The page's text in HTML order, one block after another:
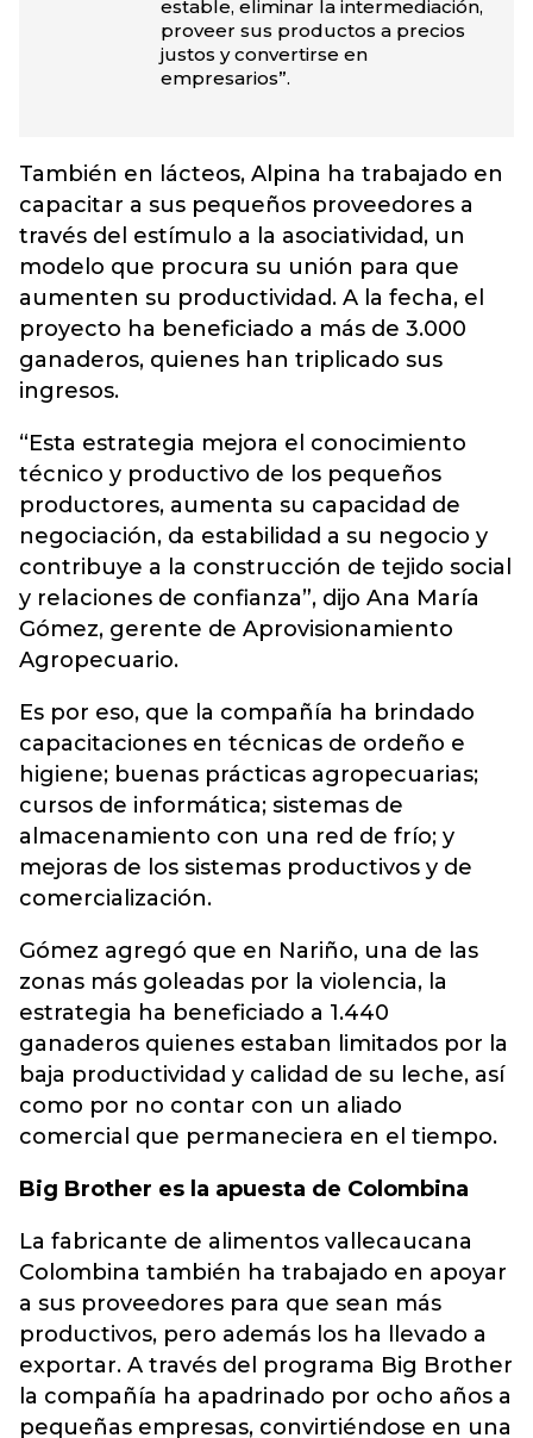
estable, eliminar la intermediación,
proveer sus productos a precios
justos y convertirse en
empresarios”.
También en lácteos, Alpina ha trabajado en
capacitar a sus pequeños proveedores a
través del estímulo a la asociatividad, un
modelo que procura su unión para que
aumenten su productividad. A la fecha, el
proyecto ha beneficiado a más de 3.000
ganaderos, quienes han triplicado sus
ingresos.
“Esta estrategia mejora el conocimiento
técnico y productivo de los pequeños
productores, aumenta su capacidad de
negociación, da estabilidad a su negocio y
contribuye a la construcción de tejido social
y relaciones de confianza”, dijo Ana María
Gómez, gerente de Aprovisionamiento
Agropecuario.
Es por eso, que la compañía ha brindado
capacitaciones en técnicas de ordeño e
higiene; buenas prácticas agropecuarias;
cursos de informática; sistemas de
almacenamiento con una red de frío; y
mejoras de los sistemas productivos y de
comercialización.
Gómez agregó que en Nariño, una de las
zonas más goleadas por la violencia, la
estrategia ha beneficiado a 1.440
ganaderos quienes estaban limitados por la
baja productividad y calidad de su leche, así
como por no contar con un aliado
comercial que permaneciera en el tiempo.
Big Brother es la apuesta de Colombina
La fabricante de alimentos vallecaucana
Colombina también ha trabajado en apoyar
a sus proveedores para que sean más
productivos, pero además los ha llevado a
exportar. A través del programa Big Brother
la compañía ha apadrinado por ocho años a
pequeñas empresas, convirtiéndose en una